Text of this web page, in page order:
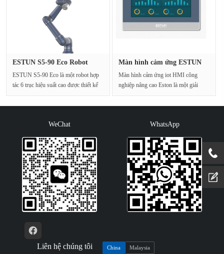
ESTUN S5-90 Eco Robot
ESTUN S5-90 Eco là một robot hợp
tác 6 trục hiệu suất cao được thiết kế
Màn hình cảm ứng ESTUN
Màn hình cảm ứng iot HMI công
nghiệp nâng cao Eston là một giải
WeChat WhatsApp
Liên hệ chúng tôi China Malaysia